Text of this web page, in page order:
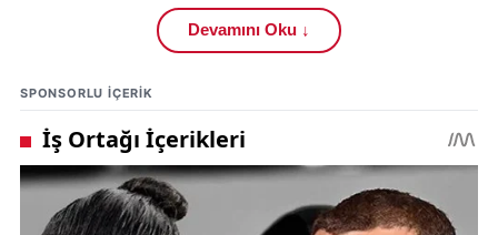
VAN VALİLİK BİNASININ YERİNE NE YAPILACAĞI
gazetecilerle iftar yemeğinde bir araya geldi.
Programda konuşan Kayatürk, Van için önemli
müjdeler verirken Van’a yeni uluslararası
Devamını Oku ↓
SPONSORLU IÇERIK